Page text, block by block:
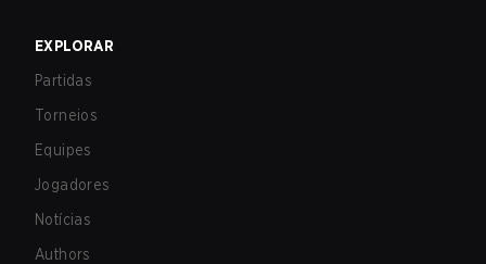
EXPLORAR
Partidas
Torneios
Equipes
Jogadores
Notícias
Authors